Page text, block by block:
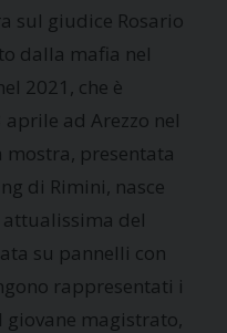
sul giudice Rosario
dalla mafia nel
2021, che è
ad Arezzo nel
mostra, presentata
di Rimini, nasce
del
su pannelli con
rappresentati i
magistrato,